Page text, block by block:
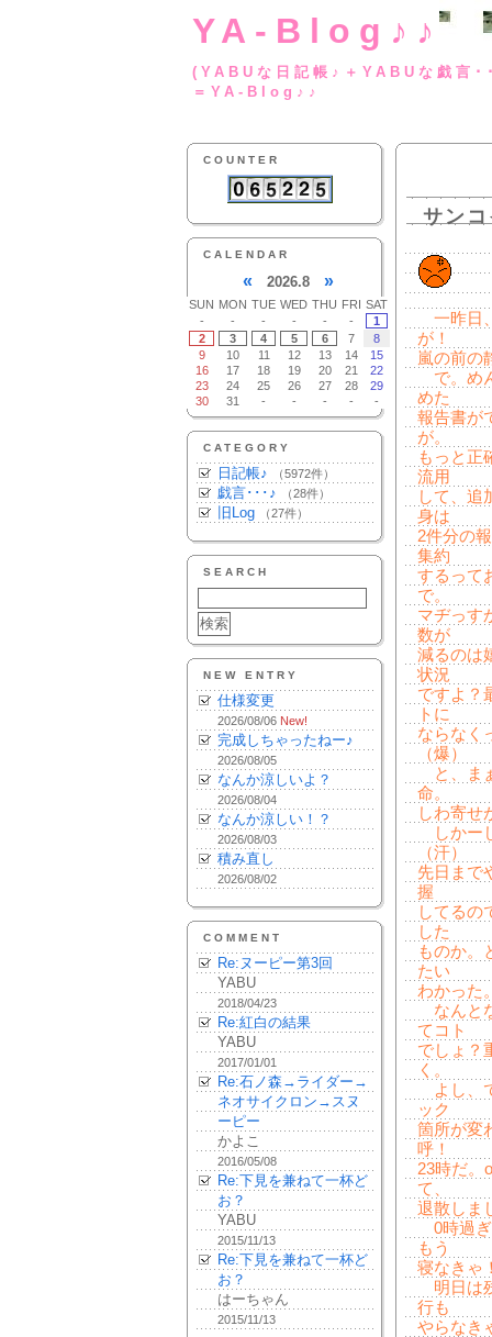
YA-Blog♪♪
(YABUな日記帳♪
＝YA-Blog♪♪
COUNTER
CALENDAR
« 2026.8 »
SUN MON TUE WED THU FRI SAT
-
- - - - -
1
2
3 4 5 6 7
8
9
10 11 12 13 14
15
16
17 18 19 20 21
22
23
24 25 26 27 28
29
30
31 - - - - -
CATEGORY
日記帳♪ （5972件）
戯言･･･♪ （28件）
旧Log （27件）
SEARCH
NEW ENTRY
仕様変更
2026/08/06 New!
完成しちゃったねー♪
2026/08/05
なんか涼しいよ？
2026/08/04
なんか涼しい！？
2026/08/03
積み直し
2026/08/02
COMMENT
Re:ヌーピー第3回
YABU
2018/04/23
Re:紅白の結果
YABU
2017/01/01
Re:石ノ森→ライダー→
ネオサイクロン→スヌ
ーピー
かよこ
2016/05/08
Re:下見を兼ねて一杯ど
お？
YABU
2015/11/13
Re:下見を兼ねて一杯ど
お？
はーちゃん
2015/11/13
サン
一昨日
が！
嵐の前の
で。め
めた
報告書が
が。
もっと正
流用
して、追
身は
2件分の
集約
するって
で。
マヂっす
数が
減るのは
状況
ですよ？
トに
ならなく
（爆）
と、ま
命。
しわ寄せ
しかー
（汗）
先日まで
握
してるの
した
ものか。
たい
わかった
なんと
てコト
でしょ？
く。
よし、
ック
箇所が変
呼！
23時だ。
て、
退散しま
0時過ぎ
もう
寝なきゃ
明日は
行も
やらなき